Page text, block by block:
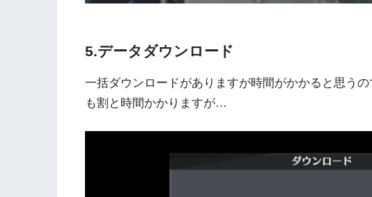
5.データダウンロード
一括ダウンロードがありますが時間がかかると思う
も割と時間かかりますが…